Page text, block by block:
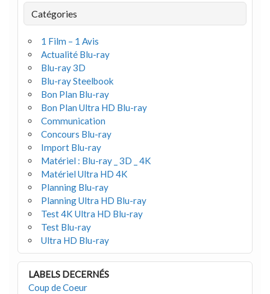
Catégories
1 Film – 1 Avis
Actualité Blu-ray
Blu-ray 3D
Blu-ray Steelbook
Bon Plan Blu-ray
Bon Plan Ultra HD Blu-ray
Communication
Concours Blu-ray
Import Blu-ray
Matériel : Blu-ray _ 3D _ 4K
Matériel Ultra HD 4K
Planning Blu-ray
Planning Ultra HD Blu-ray
Test 4K Ultra HD Blu-ray
Test Blu-ray
Ultra HD Blu-ray
LABELS DECERNÉS
Coup de Coeur